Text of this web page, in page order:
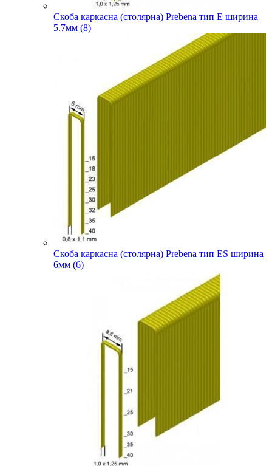
Скоба каркасна (столярна) Prebena тип E ширина
5.7мм (8)
Скоба каркасна (столярна) Prebena тип ES ширина
6мм (6)